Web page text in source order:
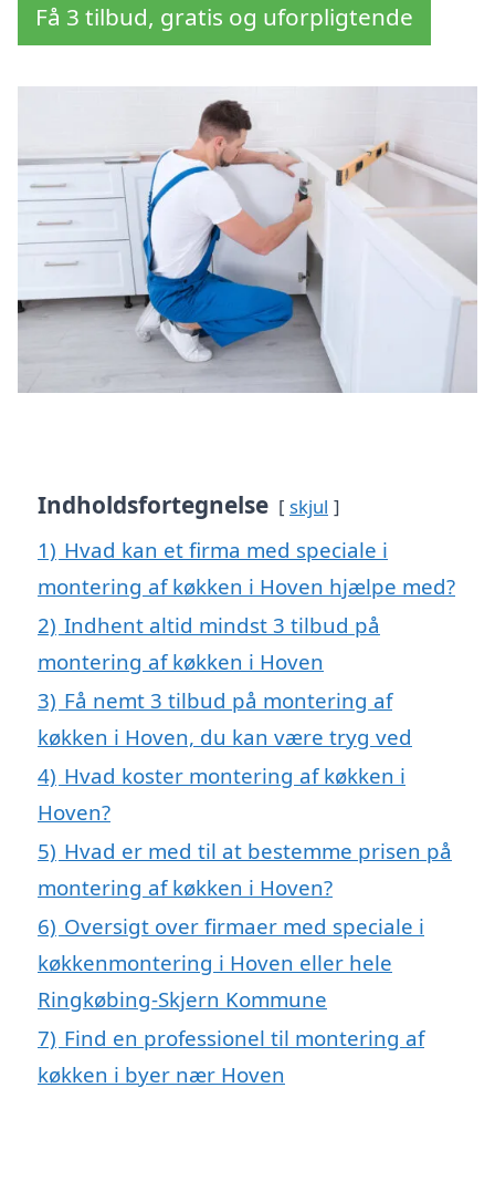
Få 3 tilbud, gratis og uforpligtende
Indholdsfortegnelse skjul
1) Hvad kan et firma med speciale i
montering af køkken i Hoven hjælpe med?
2) Indhent altid mindst 3 tilbud på
montering af køkken i Hoven
3) Få nemt 3 tilbud på montering af
køkken i Hoven, du kan være tryg ved
4) Hvad koster montering af køkken i
Hoven?
5) Hvad er med til at bestemme prisen på
montering af køkken i Hoven?
6) Oversigt over firmaer med speciale i
køkkenmontering i Hoven eller hele
Ringkøbing-Skjern Kommune
7) Find en professionel til montering af
køkken i byer nær Hoven